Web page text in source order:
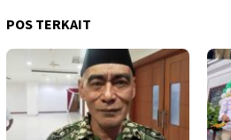
POS TERKAIT